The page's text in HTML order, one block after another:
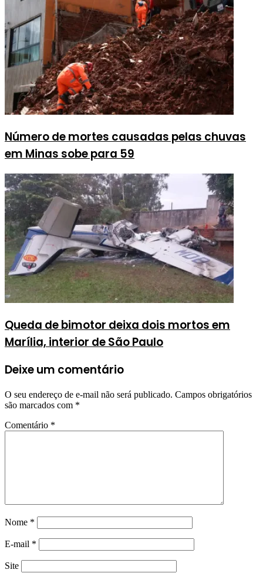
Número de mortes causadas pelas chuvas
em Minas sobe para 59
Queda de bimotor deixa dois mortos em
Marília, interior de São Paulo
Deixe um comentário
O seu endereço de e-mail não será publicado. Campos obrigatórios
são marcados com *
Comentário *
Nome *
E-mail *
Site